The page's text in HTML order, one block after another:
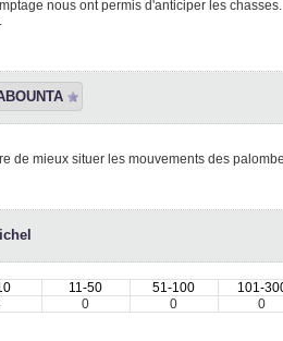
nous ont permis d'anticiper les chasses.
de mieux situer les mouvements des
11-50 51-100 101-
0 0 0